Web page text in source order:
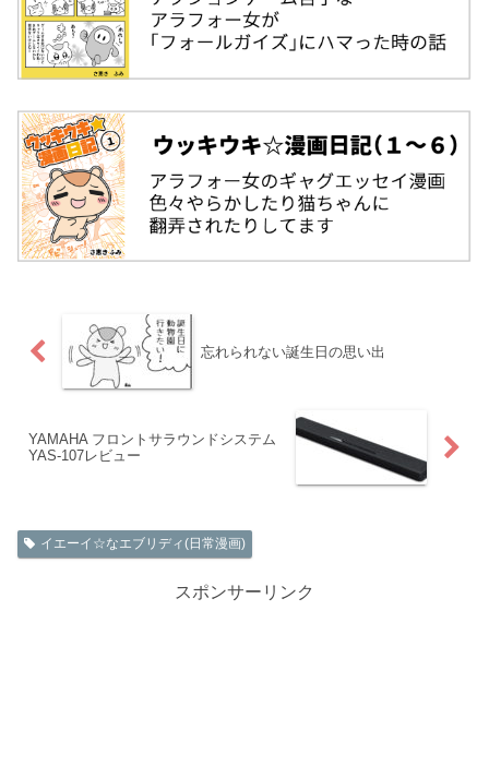
忘れられない誕生日の思い出
YAMAHA フロントサラウンドシステム
YAS-107レビュー
イエーイ☆なエブリディ(日常漫画)
スポンサーリンク